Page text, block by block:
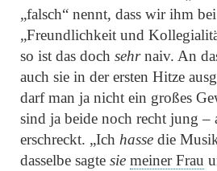
„falsch“ nennt, dass wir ihm
„Freundlichkeit und
so ist das doch sehrnaiv. An
auch sie in der ersten Hitze
darf man ja nicht ein großes
sind ja beide noch recht jung –
erschreckt. „Ich hasse die
dasselbe sagte sie meiner Frau